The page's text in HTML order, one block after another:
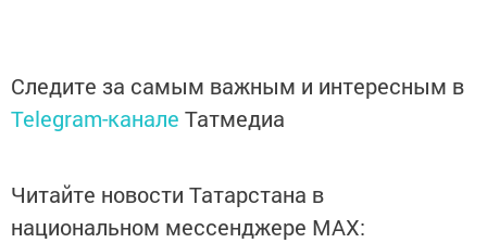
Следите за самым важным и интересным в
Telegram-канале Татмедиа
Читайте новости Татарстана в
национальном мессенджере MАХ: